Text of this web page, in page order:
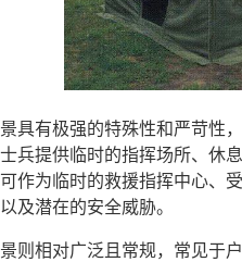
具有极强的特殊性和严苛性
兵提供临时的指挥场所、休
作为临时的救援指挥中心、
及潜在的安全威胁。
则相对广泛且常规，常见于